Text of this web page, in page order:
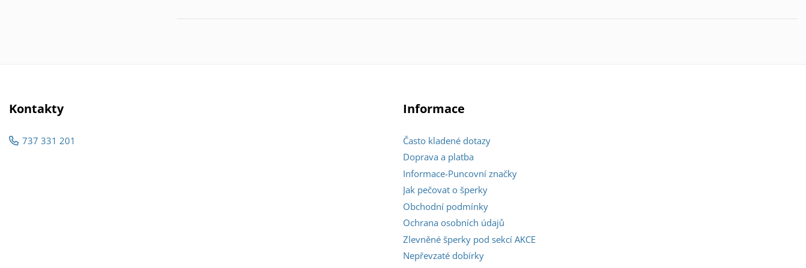
Kontakty
737 331 201
Informace
Často kladené dotazy
Doprava a platba
Informace-Puncovní značky
Jak pečovat o šperky
Obchodní podmínky
Ochrana osobních údajů
Zlevněné šperky pod sekcí AKCE
Nepřevzaté dobírky